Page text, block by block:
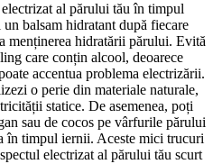
al părului tău în timpul
balsam hidratant după fiecare
menținerea hidratării părului. Evită
care conțin alcool, deoarece
accentua problema electrizării.
o perie din materiale naturale,
statice. De asemenea, poți
sau de cocos pe vârfurile părului
în timpul iernii. Aceste mici trucuri
electrizat al părului tău scurt